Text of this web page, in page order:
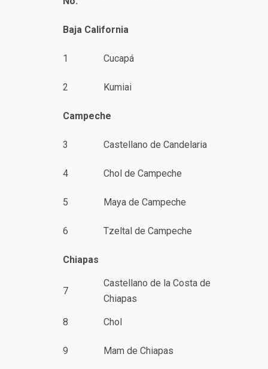
Baja California
1 Cucapá
2 Kumiai
Campeche
3 Castellano de Candelaria
4 Chol de Campeche
5 Maya de Campeche
6 Tzeltal de Campeche
Chiapas
7
Castellano de la Costa de
Chiapas
8 Chol
9 Mam de Chiapas